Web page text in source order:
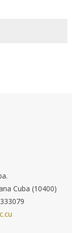
Cuba (10400)